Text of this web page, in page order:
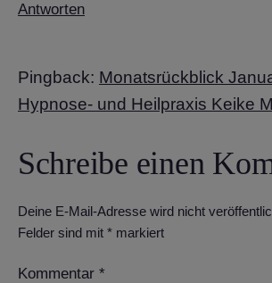
Antworten
Pingback: Monatsrückblick
Hypnose- und Heilpraxis Keike
Schreibe einen
Deine E-Mail-Adresse wird nicht
Felder sind mit * markiert
Kommentar *